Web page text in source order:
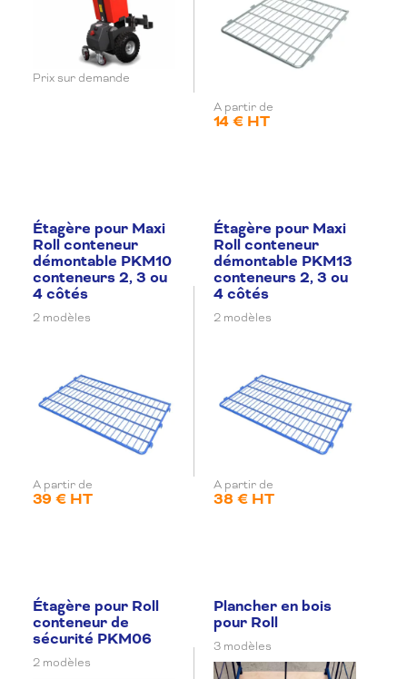
Prix sur demande
A partir de
14 € HT
Étagère pour Maxi
Roll conteneur
démontable PKM10
conteneurs 2, 3 ou
4 côtés
2 modèles
A partir de
39 € HT
Étagère pour Maxi
Roll conteneur
démontable PKM13
conteneurs 2, 3 ou
4 côtés
2 modèles
A partir de
38 € HT
Étagère pour Roll
conteneur de
sécurité PKM06
2 modèles
Plancher en bois
pour Roll
3 modèles